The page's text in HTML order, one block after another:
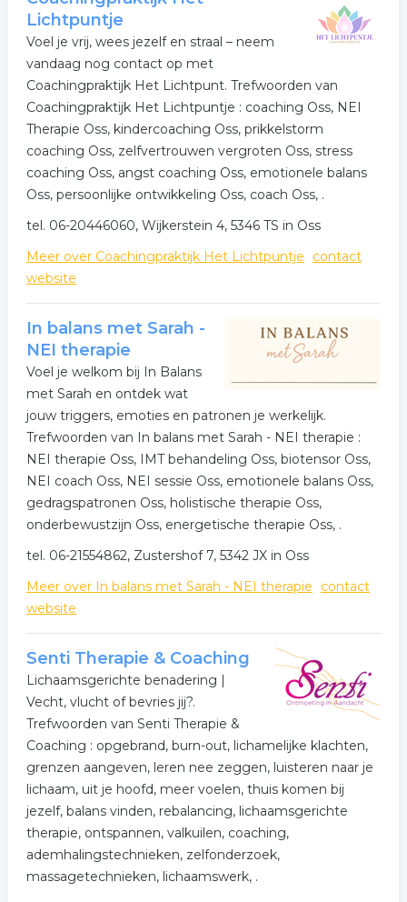
- Beeldende therapie
- Cursus "op reis naar jezelf"
Kijk voor meer informatie en de mogelijkheden op de
website. Je kunt ook altijd contact opnemen via de
contactgegevens.
Lichtpuntje
Voel je vrij, wees jezelf en straal – neem
vandaag nog contact op met
Coachingpraktijk Het Lichtpunt. Trefwoorden van
Coachingpraktijk Het Lichtpuntje : coaching Oss, NEI
Therapie Oss, kindercoaching Oss, prikkelstorm
coaching Oss, zelfvertrouwen vergroten Oss, stress
coaching Oss, angst coaching Oss, emotionele balans
Oss, persoonlijke ontwikkeling Oss, coach Oss, .
tel. 06-20446060, Wijkerstein 4, 5346 TS in Oss
Meer over Coachingpraktijk Het Lichtpuntje
contact
website
In balans met Sarah -
NEI therapie
Voel je welkom bij In Balans
met Sarah en ontdek wat
jouw triggers, emoties en patronen je werkelijk.
Trefwoorden van In balans met Sarah - NEI therapie :
NEI therapie Oss, IMT behandeling Oss, biotensor Oss,
NEI coach Oss, NEI sessie Oss, emotionele balans Oss,
gedragspatronen Oss, holistische therapie Oss,
onderbewustzijn Oss, energetische therapie Oss, .
tel. 06-21554862, Zustershof 7, 5342 JX in Oss
Meer over In balans met Sarah - NEI therapie
contact
website
Senti Therapie & Coaching
Lichaamsgerichte benadering |
Vecht, vlucht of bevries jij?.
Trefwoorden van Senti Therapie &
Coaching : opgebrand, burn-out, lichamelijke klachten,
grenzen aangeven, leren nee zeggen, luisteren naar je
lichaam, uit je hoofd, meer voelen, thuis komen bij
jezelf, balans vinden, rebalancing, lichaamsgerichte
therapie, ontspannen, valkuilen, coaching,
ademhalingstechnieken, zelfonderzoek,
massagetechnieken, lichaamswerk, .